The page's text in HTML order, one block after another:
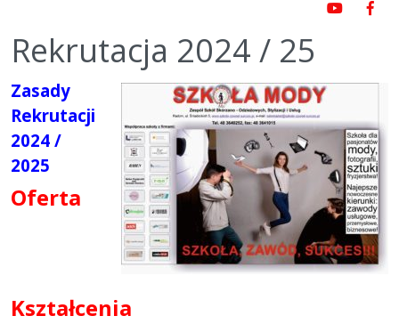
Rekrutacja 2024 / 25
Zasady
Rekrutacji
2024 /
2025
Oferta
Kształcenia